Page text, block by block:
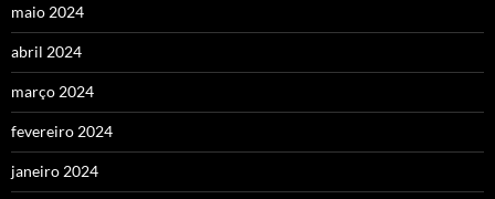
maio 2024
abril 2024
março 2024
fevereiro 2024
janeiro 2024